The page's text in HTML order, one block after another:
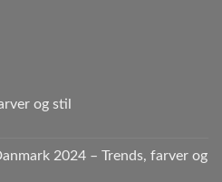
og stil
2024 – Trends, farver og